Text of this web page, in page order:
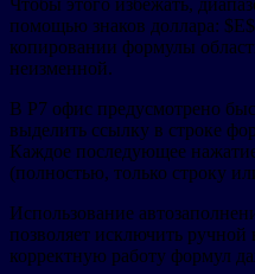
Чтобы этого избежать,
помощью знаков доллара:
копировании формулы
неизменной.
В Р7 офис предусмотрено
выделить ссылку в строке
Каждое последующее
(полностью, только строку
Использование
позволяет исключить
корректную работу формул